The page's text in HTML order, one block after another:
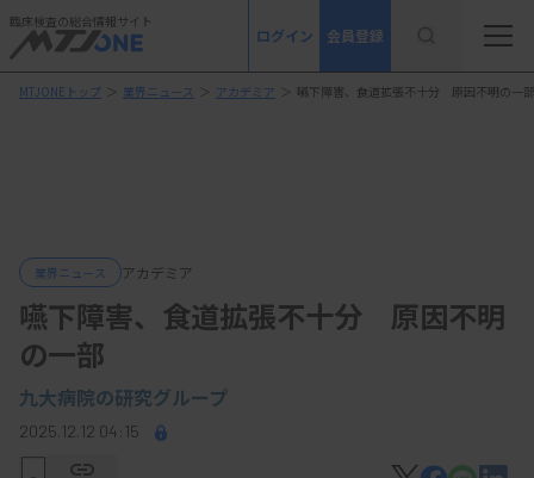
臨床検査の総合情報サイト
ログイン 会員登録
MTJONEトップ ＞ 業界ニュース ＞ アカデミア ＞ 嚥下障害、食道拡張不十分 原因不明の一部
業界ニュース アカデミア
嚥下障害、食道拡張不十分 原因不明
の一部
九大病院の研究グループ
2025.12.12 04:15